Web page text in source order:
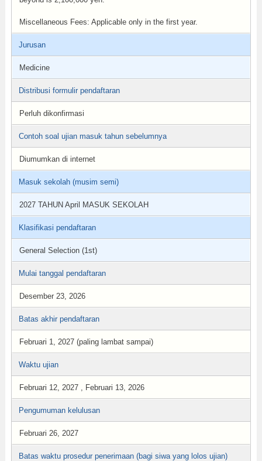
Miscellaneous Fees: Applicable only in the first year.
Jurusan
Medicine
Distribusi formulir pendaftaran
Perluh dikonfirmasi
Contoh soal ujian masuk tahun sebelumnya
Diumumkan di internet
Masuk sekolah (musim semi)
2027 TAHUN April MASUK SEKOLAH
Klasifikasi pendaftaran
General Selection (1st)
Mulai tanggal pendaftaran
Desember 23, 2026
Batas akhir pendaftaran
Februari 1, 2027 (paling lambat sampai)
Waktu ujian
Februari 12, 2027 , Februari 13, 2026
Pengumuman kelulusan
Februari 26, 2027
Batas waktu prosedur penerimaan (bagi siwa yang lolos ujian)